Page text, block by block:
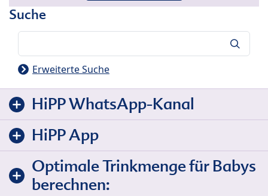
Suche
Erweiterte Suche
HiPP WhatsApp-Kanal
HiPP App
Optimale Trinkmenge für Babys
berechnen: